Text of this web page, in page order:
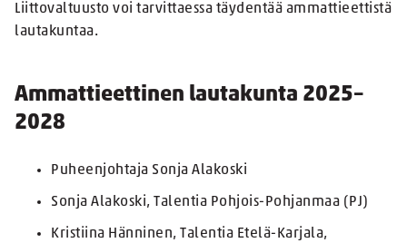
Liittovaltuusto voi tarvittaessa täydentää ammattieettistä
lautakuntaa.
Ammattieettinen lautakunta 2025–
2028
Puheenjohtaja Sonja Alakoski
Sonja Alakoski, Talentia Pohjois-Pohjanmaa (PJ)
Kristiina Hänninen, Talentia Etelä-Karjala,